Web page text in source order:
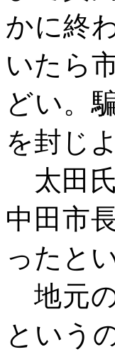
かに終
いたら
どい。
を封じ
太田
中田市
ったと
地元
という